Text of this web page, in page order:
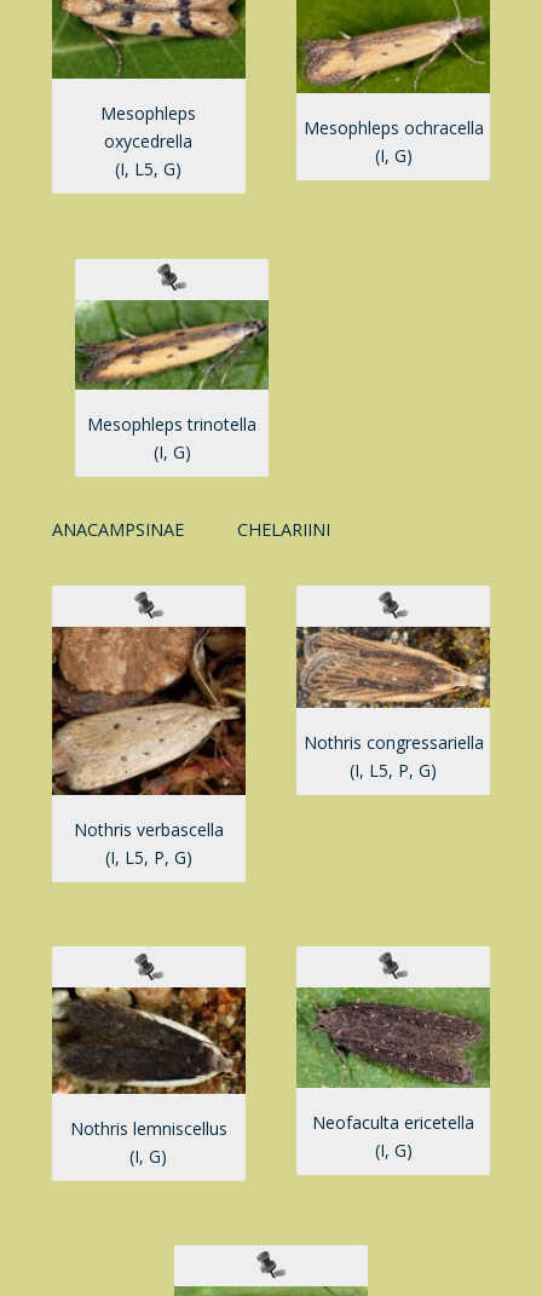
Mesophleps
oxycedrella
(I, L5, G)
Mesophleps ochracella
(I, G)
Mesophleps trinotella
(I, G)
ANACAMPSINAE CHELARIINI
Nothris verbascella
(I, L5, P, G)
Nothris congressariella
(I, L5, P, G)
Nothris lemniscellus
(I, G)
Neofaculta ericetella
(I, G)